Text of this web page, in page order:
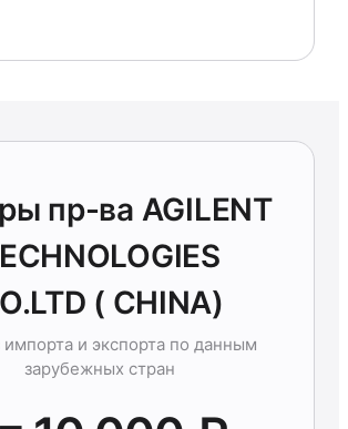
пр-ва AGILENT
( CHINA)
импорта и экспорта по данным
зарубежных стран